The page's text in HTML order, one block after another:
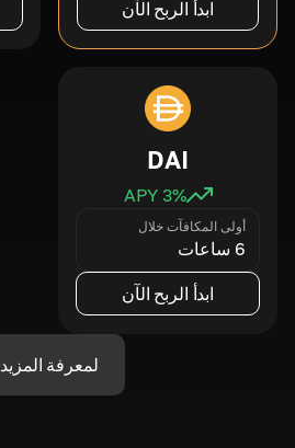
ابدأ الربح الآن
DAI
3% APY
أولى المكافآت خلال
6 ساعات
ابدأ الربح الآن
لمعرفة المزيد